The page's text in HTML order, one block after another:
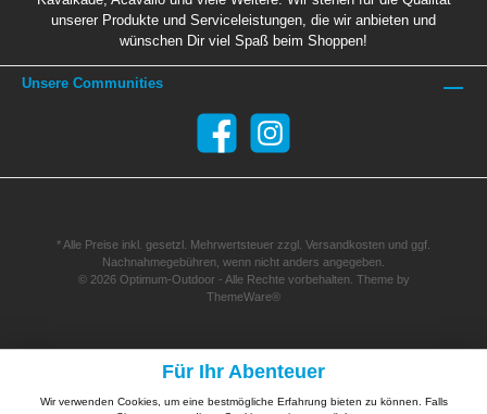
unserer Produkte und Serviceleistungen, die wir anbieten und
wünschen Dir viel Spaß beim Shoppen!
Unsere Communities
* Alle Preise inkl. gesetzl. Mehrwertsteuer zzgl. Versandkosten und ggf.
Nachnahmegebühren, wenn nicht anders angegeben.
© 2026 Optimum-Outdoor - Alle Rechte vorbehalten. Theme by
ThemeWare®
Für Ihr Abenteuer
Wir verwenden Cookies, um eine bestmögliche Erfahrung bieten zu können. Falls